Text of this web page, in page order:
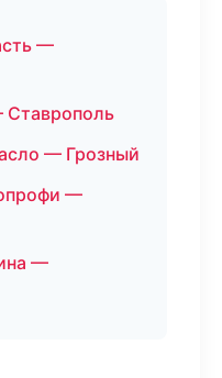
—
Ставрополь
— Грозный
—
—